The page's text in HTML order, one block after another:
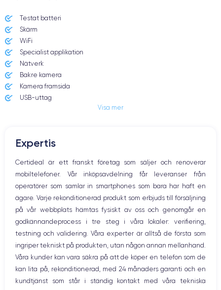
Testat batteri
Skärm
WiFi
Specialist applikation
Nätverk
Bakre kamera
Kamera framsida
USB-uttag
Visa mer
Expertis
Certideal är ett franskt företag som säljer och renoverar
mobiltelefoner. Vår inköpsavdelning får leveranser från
operatörer som samlar in smartphones som bara har haft en
ägare. Varje rekonditionerad produkt som erbjuds till försäljning
på vår webbplats hämtas fysiskt av oss och genomgår en
godkännandeprocess i tre steg i våra lokaler: verifiering,
testning och validering. Våra experter är alltså de första som
ingriper tekniskt på produkten, utan någon annan mellanhand.
Våra kunder kan vara säkra på att de köper en telefon som de
kan lita på, rekonditionerad, med 24 månaders garanti och en
kundtjänst som står i ständig kontakt med våra tekniska